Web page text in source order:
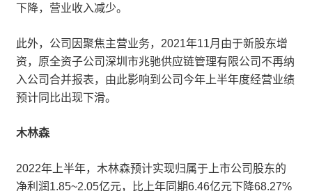
下降，营业收入减少。
此外，公司因聚焦主营业务，2021年11月由于新股东增
资，原全资子公司深圳市兆驰供应链管理有限公司不再纳
入公司合并报表，由此影响到公司今年上半年度经营业绩
预计同比出现下滑。
木林森
2022年上半年，木林森预计实现归属于上市公司股东的
净利润1.85~2.05亿元，比上年同期6.46亿元下降68.27%